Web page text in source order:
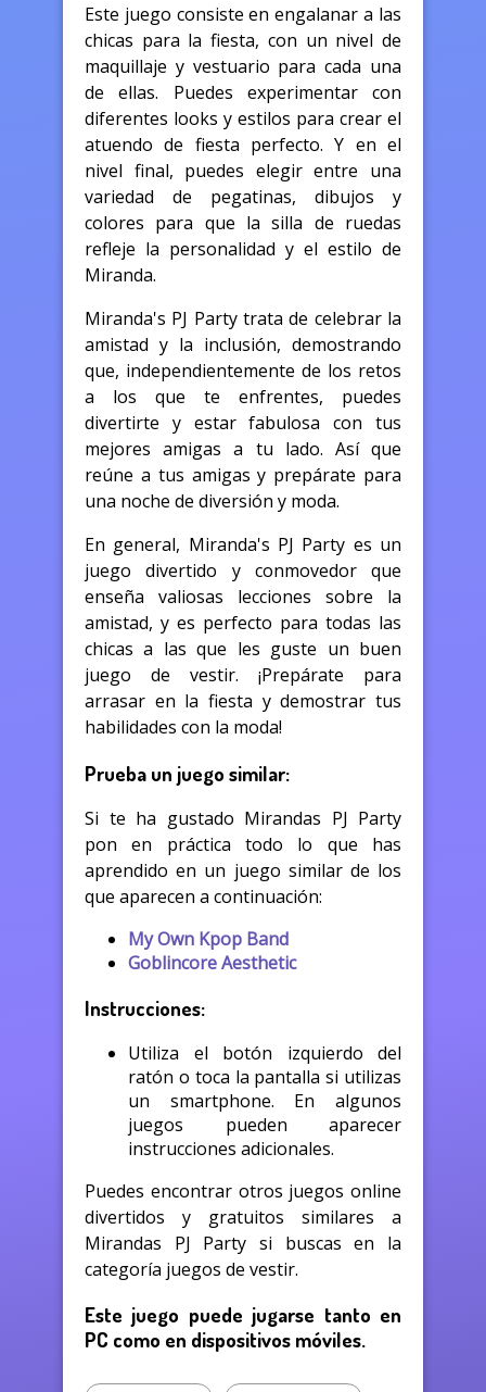
Este juego consiste en engalanar a las
chicas para la fiesta, con un nivel de
maquillaje y vestuario para cada una
de ellas. Puedes experimentar con
diferentes looks y estilos para crear el
atuendo de fiesta perfecto. Y en el
nivel final, puedes elegir entre una
variedad de pegatinas, dibujos y
colores para que la silla de ruedas
refleje la personalidad y el estilo de
Miranda.
Miranda's PJ Party trata de celebrar la
amistad y la inclusión, demostrando
que, independientemente de los retos
a los que te enfrentes, puedes
divertirte y estar fabulosa con tus
mejores amigas a tu lado. Así que
reúne a tus amigas y prepárate para
una noche de diversión y moda.
En general, Miranda's PJ Party es un
juego divertido y conmovedor que
enseña valiosas lecciones sobre la
amistad, y es perfecto para todas las
chicas a las que les guste un buen
juego de vestir. ¡Prepárate para
arrasar en la fiesta y demostrar tus
habilidades con la moda!
Prueba un juego similar:
Si te ha gustado Mirandas PJ Party
pon en práctica todo lo que has
aprendido en un juego similar de los
que aparecen a continuación:
My Own Kpop Band
Goblincore Aesthetic
Instrucciones:
Utiliza el botón izquierdo del
ratón o toca la pantalla si utilizas
un smartphone. En algunos
juegos pueden aparecer
instrucciones adicionales.
Puedes encontrar otros juegos online
divertidos y gratuitos similares a
Mirandas PJ Party si buscas en la
categoría juegos de vestir.
Este juego puede jugarse tanto en
PC como en dispositivos móviles.